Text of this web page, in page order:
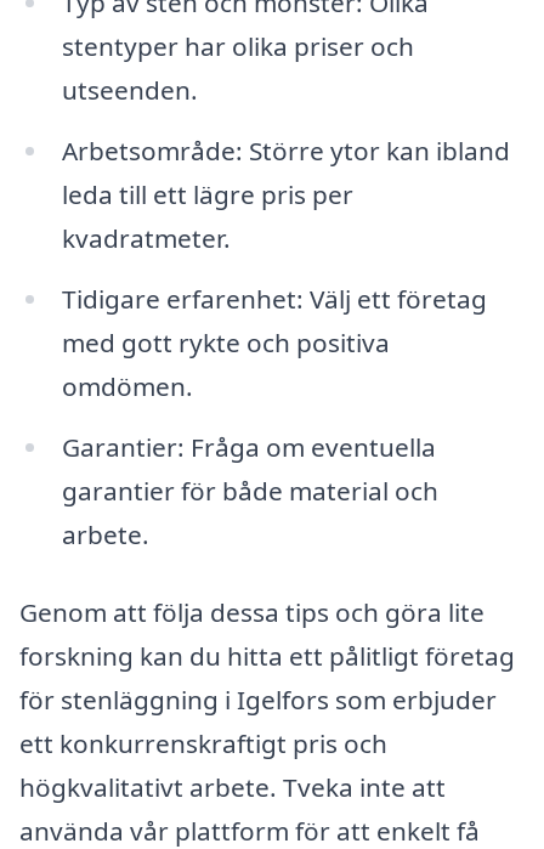
stentyper har olika priser och
utseenden.
Arbetsområde: Större ytor kan ibland
leda till ett lägre pris per
kvadratmeter.
Tidigare erfarenhet: Välj ett företag
med gott rykte och positiva
omdömen.
Garantier: Fråga om eventuella
garantier för både material och
arbete.
Genom att följa dessa tips och göra lite
forskning kan du hitta ett pålitligt företag
för stenläggning i Igelfors som erbjuder
ett konkurrenskraftigt pris och
högkvalitativt arbete. Tveka inte att
använda vår plattform för att enkelt få